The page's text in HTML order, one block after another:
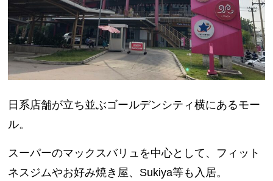
日系店舗が立ち並ぶゴールデンシティ横にあるモー
ル。
スーパーのマックスバリュを中心として、フィット
ネスジムやお好み焼き屋、Sukiya等も入居。